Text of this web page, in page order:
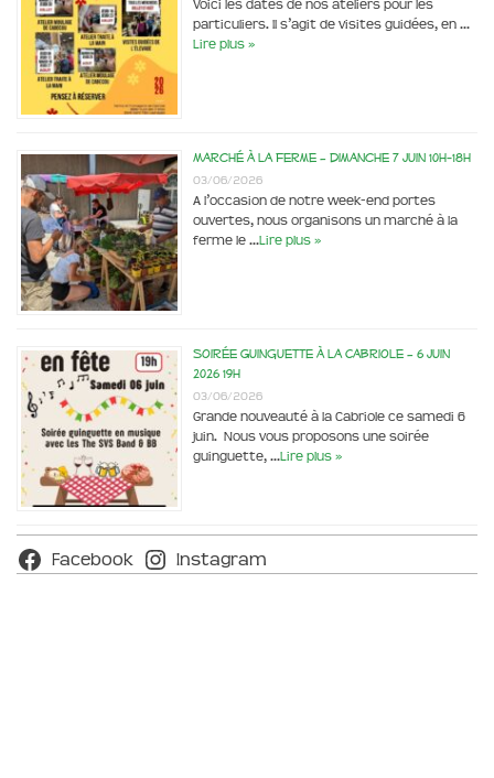
Voici les dates de nos ateliers pour les
particuliers. Il s’agit de visites guidées, en …
Lire plus »
Marché à la ferme – dimanche 7 juin 10h-18h
03/06/2026
A l’occasion de notre week-end portes
ouvertes, nous organisons un marché à la
ferme le …Lire plus »
Soirée Guinguette à la Cabriole – 6 juin
2026 19h
03/06/2026
Grande nouveauté à la Cabriole ce samedi 6
juin. Nous vous proposons une soirée
guinguette, …Lire plus »
Facebook Instagram